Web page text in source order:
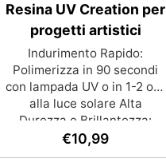
Resina UV Creation per
progetti artistici
Indurimento Rapido:
Polimerizza in 90 secondi
con lampada UV o in 1-2 ore
alla luce solare Alta
Durezza e Brillantezza:
Superficie lucida,
trasparente e resistente
€10,99